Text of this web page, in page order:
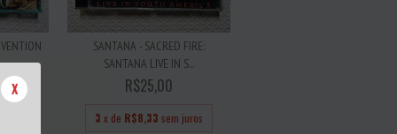
X
SANTANA - SACRED FIRE:
SANTANA LIVE IN S...
R$25,00
3 x de R$8,33 sem juros